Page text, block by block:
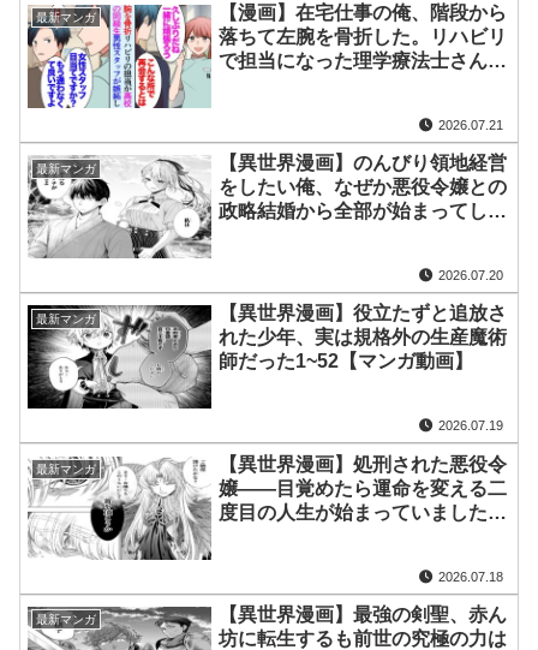
最新マンガ
【漫画】在宅仕事の俺、階段から
落ちて左腕を骨折した。リハビリ
で担当になった理学療法士さんが
フが俺をライバル視し貶して来る
【マンガ動画】
2026.07.21
最新マンガ
【異世界漫画】のんびり領地経営
をしたい俺、なぜか悪役令嬢との
政略結婚から全部が始まってしま
2026.07.20
最新マンガ
【異世界漫画】役立たずと追放さ
れた少年、実は規格外の生産魔術
師だった1~52【マンガ動画】
2026.07.19
最新マンガ
【異世界漫画】処刑された悪役令
嬢――目覚めたら運命を変える二
度目の人生が始まっていました
2026.07.18
最新マンガ
【異世界漫画】最強の剣聖、赤ん
坊に転生するも前世の究極の力は